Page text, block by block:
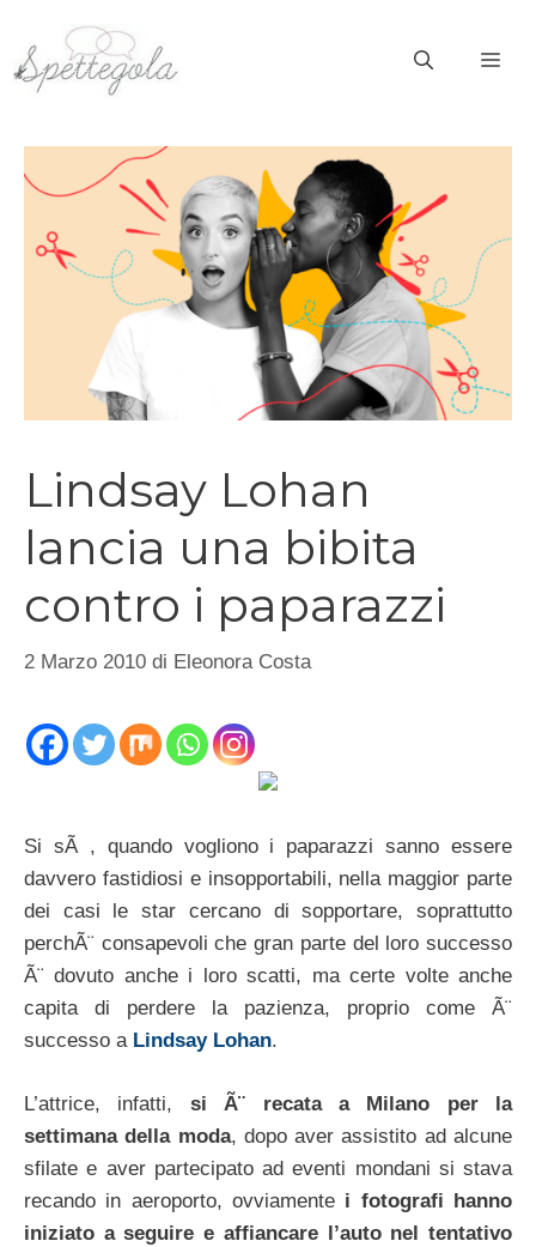
contenuto
Lindsay Lohan
lancia una bibita
contro i paparazzi
2 Marzo 2010 di Eleonora Costa
Si sÃ , quando vogliono i paparazzi sanno essere
davvero fastidiosi e insopportabili, nella maggior parte
dei casi le star cercano di sopportare, soprattutto
perchÃ¨ consapevoli che gran parte del loro successo
Ã¨ dovuto anche i loro scatti, ma certe volte anche
capita di perdere la pazienza, proprio come Ã¨
successo a Lindsay Lohan.
L’attrice, infatti, si Ã¨ recata a Milano per la
settimana della moda, dopo aver assistito ad alcune
sfilate e aver partecipato ad eventi mondani si stava
recando in aeroporto, ovviamente i fotografi hanno
iniziato a seguire e affiancare l’auto nel tentativo